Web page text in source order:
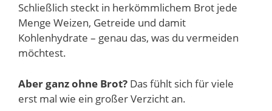
Schließlich steckt in herkömmlichem Brot jede
Menge Weizen, Getreide und damit
Kohlenhydrate – genau das, was du vermeiden
möchtest.
Aber ganz ohne Brot? Das fühlt sich für viele
erst mal wie ein großer Verzicht an.